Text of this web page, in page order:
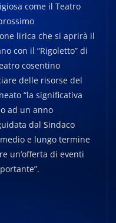
come il Teatro
lirica che si aprirà il
con il “Rigoletto” di
cosentino
delle risorse del
“la significativa
ad un anno
dal Sindaco
e lungo termine
un’offerta di eventi